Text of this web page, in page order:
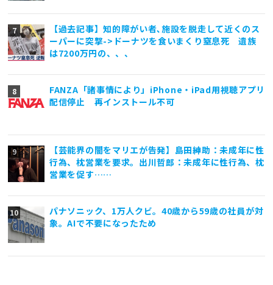
【過去記事】知的障がい者､施設を脱走して近くのス
ーパーに突撃->ドーナツを食いまくり窒息死 遺族
は7200万円の、、、
FANZA「諸事情により」iPhone・iPad用視聴アプリ
配信停止 再インストール不可
【芸能界の闇をマリエが告発】島田紳助：未成年に性
行為、枕営業を要求。出川哲郎：未成年に性行為、枕
営業を促す……
パナソニック、1万人クビ。40歳から59歳の社員が対
象。AIで不要になったため